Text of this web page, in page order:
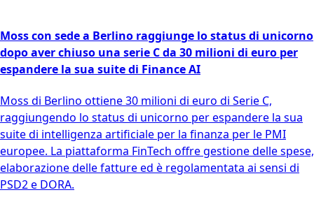
Moss con sede a Berlino raggiunge lo status di unicorno
dopo aver chiuso una serie C da 30 milioni di euro per
espandere la sua suite di Finance AI
Moss di Berlino ottiene 30 milioni di euro di Serie C,
raggiungendo lo status di unicorno per espandere la sua
suite di intelligenza artificiale per la finanza per le PMI
europee. La piattaforma FinTech offre gestione delle spese,
elaborazione delle fatture ed è regolamentata ai sensi di
PSD2 e DORA.